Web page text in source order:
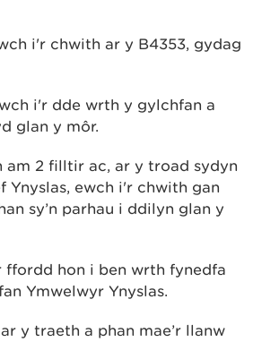
i'r chwith ar y B4353, gydag
i'r dde wrth y gylchfan a
glan y môr.
am 2 filltir ac, ar y troad sydyn
Ynyslas, ewch i'r chwith gan
sy’n parhau i ddilyn glan y
ffordd hon i ben wrth fynedfa
Ymwelwyr Ynyslas.
y traeth a phan mae’r llanw